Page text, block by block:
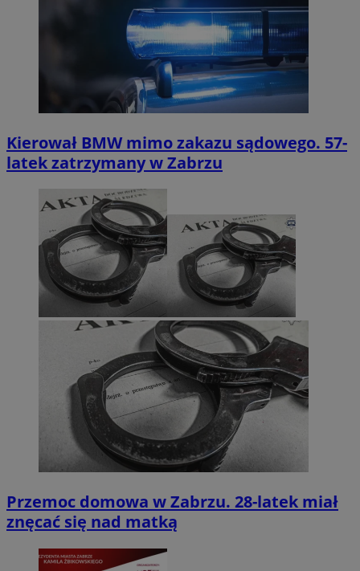
Kierował BMW mimo zakazu sądowego. 57-
latek zatrzymany w Zabrzu
Przemoc domowa w Zabrzu. 28-latek miał
znęcać się nad matką